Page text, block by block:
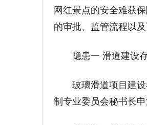
网红景点的安全难获
的审批、监管流程以
隐患一 滑道建设存
玻璃滑道项目建设
制专业委员会秘书长